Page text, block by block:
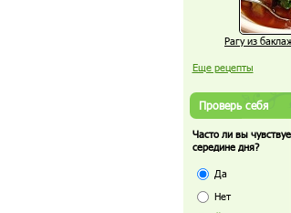
Рагу из
Еще рецепты
Проверь себя
Часто ли вы
середине дня?
Да
Нет